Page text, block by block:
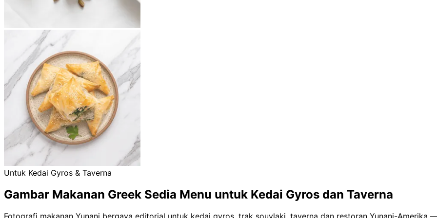
Untuk Kedai Gyros & Taverna
Gambar Makanan Greek Sedia Menu untuk Kedai Gyros dan Taverna
Fotografi makanan Yunani bergaya editorial untuk kedai gyros, trak souvlaki, taverna dan restoran Yunani-Amerika